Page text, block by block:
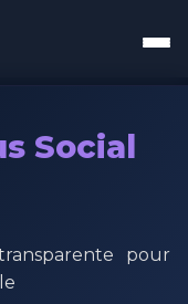
Social
pour